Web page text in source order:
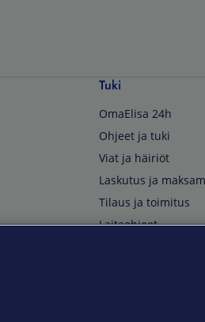
Tuki
OmaElisa 24h
Ohjeet ja tuki
Viat ja häiriöt
Laskutus ja
Tilaus ja toimitus
Laiteohjeet